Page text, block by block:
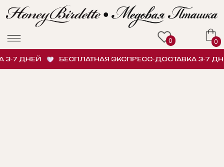
7 ДНЕЙ БЕСПЛАТНАЯ ЭКСПРЕСС-ДОСТАВКА 3-7